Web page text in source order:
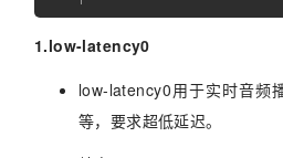
1.low-latency0
low-latency0用于实时音频
等，要求超低延迟。